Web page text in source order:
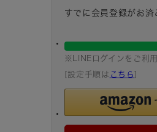
すでに会員登録がお
※LINEログインをご利
[設定手順は こちら]